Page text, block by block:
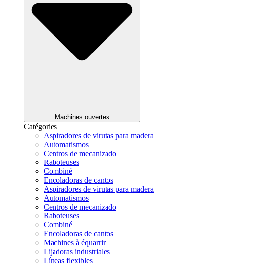
Machines ouvertes
Catégories
Aspiradores de virutas para madera
Automatismos
Centros de mecanizado
Raboteuses
Combiné
Encoladoras de cantos
Aspiradores de virutas para madera
Automatismos
Centros de mecanizado
Raboteuses
Combiné
Encoladoras de cantos
Machines à équarrir
Lijadoras industriales
Líneas flexibles